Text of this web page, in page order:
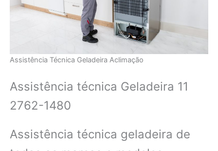
Assistência Técnica Geladeira Aclimação
Assistência técnica Geladeira 11
2762-1480
Assistência técnica geladeira de